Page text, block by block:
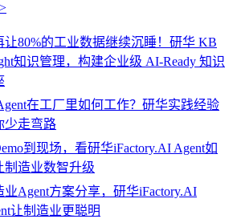
让80%的工业数据继续沉睡！研华 KB
知识管理，构建企业级 AI-Ready 知识
在工厂里如何工作？研华实践经验
少走弯路
到现场，看研华iFactory.AI Agent如
制造业数智升级
业Agent方案分享，研华iFactory.AI
让制造业更聪明